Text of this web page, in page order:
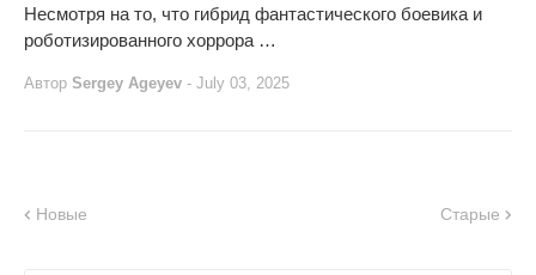
Несмотря на то, что гибрид фантастического боевика и
роботизированного хоррора …
Автор Sergey Ageyev - July 03, 2025
Новые Старые